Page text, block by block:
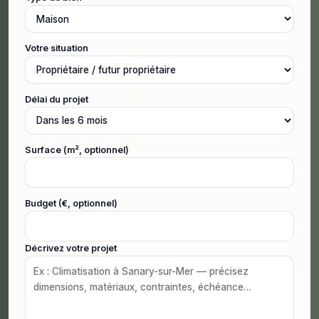
Votre situation
Délai du projet
Surface (m², optionnel)
Budget (€, optionnel)
Décrivez votre projet